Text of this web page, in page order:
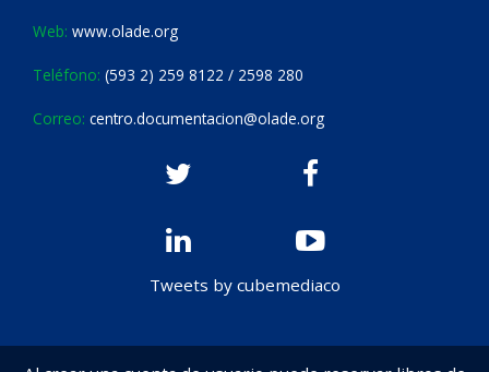
Web: www.olade.org
Teléfono: (593 2) 259 8122 / 2598 280
Correo: centro.documentacion@olade.org
Tweets by cubemediaco